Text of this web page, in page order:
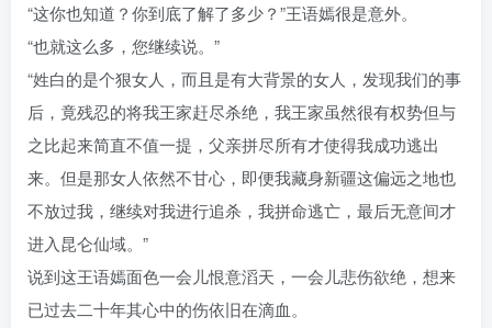
“这你也知道？你到底了解了多少？”王语嫣很是意外。
“也就这么多，您继续说。”
“姓白的是个狠女人，而且是有大背景的女人，发现我们的事
后，竟残忍的将我王家赶尽杀绝，我王家虽然很有权势但与
之比起来简直不值一提，父亲拼尽所有才使得我成功逃出
来。但是那女人依然不甘心，即便我藏身新疆这偏远之地也
不放过我，继续对我进行追杀，我拼命逃亡，最后无意间才
进入昆仑仙域。”
说到这王语嫣面色一会儿恨意滔天，一会儿悲伤欲绝，想来
已过去二十年其心中的伤依旧在滴血。